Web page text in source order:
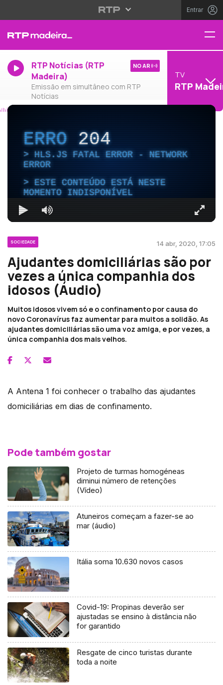
Entrar
RTP Notícias (RTP
Madeira)
Emissão em simultâneo com RTP
Notícias
NO AR
TV
RTP
ERRO204
HLS.JS FATAL ERROR - NETWORK
ERROR
ESTE CONTEÚDO ESTÁ NESTE
MOMENTO INDISPONÍVEL
SOCIEDADE 14 abr, 2020, 17:05
Ajudantes domiciliárias são por
vezes a única companhia dos
idosos (Áudio)
Muitos idosos vivem só e o confinamento por causa do
novo Coronavírus faz aumentar para muitos a solidão. As
ajudantes domiciliárias são uma voz amiga, e por vezes, a
única companhia dos mais velhos.
A Antena 1 foi conhecer o trabalho das ajudantes
domiciliárias em dias de confinamento.
Pode também gostar
Projeto de turmas homogéneas
diminui número de retenções
(Vídeo)
Atuneiros começam a fazer-se ao
mar (áudio)
Itália soma 10.630 novos casos
Covid-19: Propinas deverão ser
ajustadas se ensino à distância não
for garantido
Resgate de cinco turistas durante
toda a noite